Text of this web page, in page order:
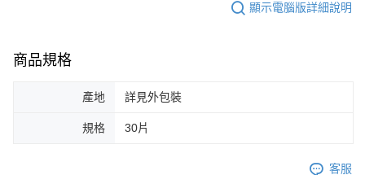
顯示電腦版詳細說明
商品規格
產地 詳見外包裝
規格 30片
客服